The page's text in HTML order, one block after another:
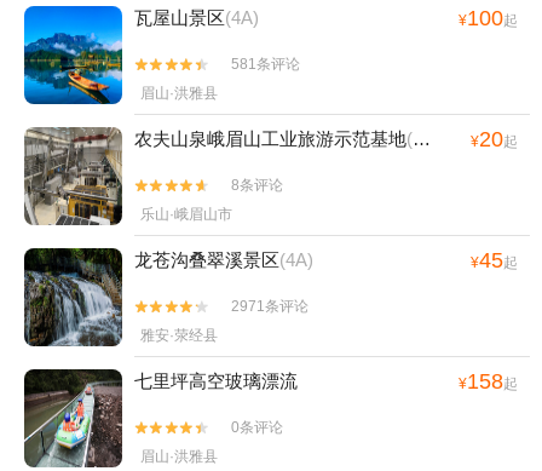
瓦屋山景区(4A) ¥100起


581条评论
眉山·洪雅县
农夫山泉峨眉山工业旅游示范基地(4A) ¥20起


8条评论
乐山·峨眉山市
龙苍沟叠翠溪景区(4A) ¥45起


2971条评论
雅安·荥经县
七里坪高空玻璃漂流 ¥158起


0条评论
眉山·洪雅县